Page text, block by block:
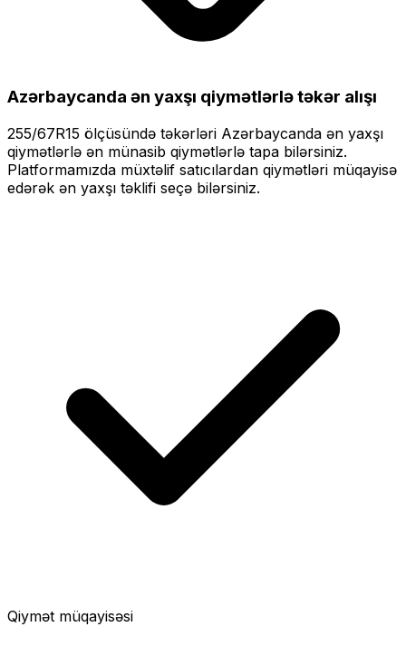
Azərbaycanda ən yaxşı qiymətlərlətəkər alışı
255/67R15 ölçüsündə təkərləri Azərbaycanda ən yaxşı
qiymətlərlə ən münasib qiymətlərlə tapa bilərsiniz.
Platformamızda müxtəlif satıcılardan qiymətləri müqayisə
edərək ən yaxşı təklifi seçə bilərsiniz.
Qiymət müqayisəsi